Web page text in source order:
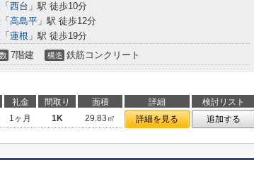
「 西台 」駅 徒歩10分
「 高島平 」駅 徒歩12分
「 蓮根 」駅 徒歩19分
7階建 構造 鉄筋コンクリート
礼金 間取り 面積 詳細
検討リスト
1ヶ月 1K 29.83㎡ 詳細を見る 追加する